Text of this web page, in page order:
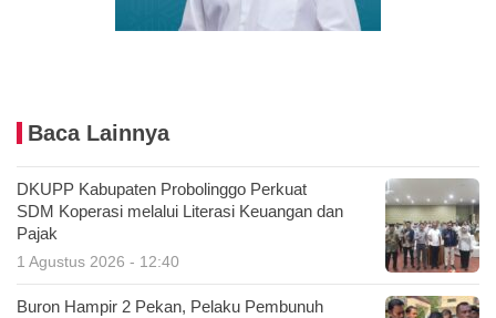
Baca Lainnya
DKUPP Kabupaten Probolinggo Perkuat
SDM Koperasi melalui Literasi Keuangan dan
Pajak
1 Agustus 2026 - 12:40
Buron Hampir 2 Pekan, Pelaku Pembunuh